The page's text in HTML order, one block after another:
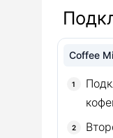
Coffee